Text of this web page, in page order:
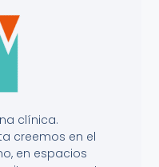
clínica.
creemos en el
en espacios